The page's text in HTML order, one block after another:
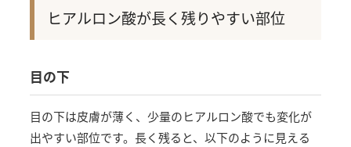
ヒアルロン酸が長く残りやすい部位
目の下
目の下は皮膚が薄く、少量のヒアルロン酸でも変化が
出やすい部位です。長く残ると、以下のように見える